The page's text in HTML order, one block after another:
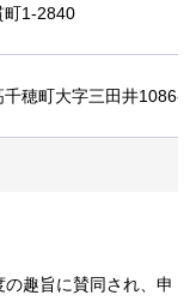
町1-2840
千穂町大字三田井1086-
趣旨に賛同され、申